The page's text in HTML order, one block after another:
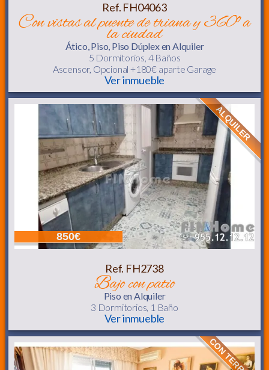
Ref. FH04063
con vistas al puente de triana y 360º a la ciudad
Ático, Piso, Piso Dúplexen Alquiler
5 Dormitorios, 4 Baños
Ascensor, Opcional +180€ aparte Garage
Ver inmueble
850€
ALQUILER
Ref. FH2738
bajo con patio
Piso en Alquiler
3 Dormitorios, 1 Baño
Ver inmueble